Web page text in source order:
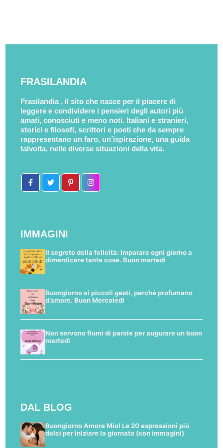
FRASILANDIA
Frasilandia , il sito che nasce per il piacere di
leggere e condividere i pensieri degli autori più
amati, conosciuti e meno noti. Italiani e stranieri,
storici e filosofi, scrittori e poeti che da sempre
rappresentano un faro, un’ispirazione, una guida
talvolta, nelle diverse situazioni della vita.
IMMAGINI
Il segreto della felicità: Imparare ogni giorno a
dimenticare tante cose. Buon martedì
Buongiorno ai piccoli gesti, perché profumano
d’amore. Buon Mercoledì
Non servono fiumi di parole per augurare un buon
martedì
DAL BLOG
Buongiorno Amore Mio! Le 20 espressioni più
dolci per iniziare la giornata (con immagini)